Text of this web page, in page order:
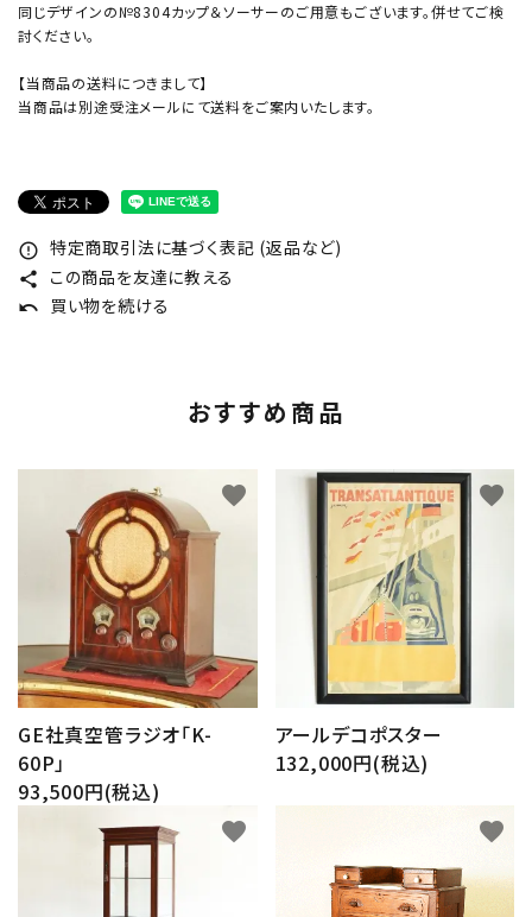
同じデザインの№8304カップ＆ソーサーのご用意もございます。併せてご検
討ください。
【当商品の送料につきまして】
当商品は別途受注メールにて送料をご案内いたします。
error_outline 特定商取引法に基づく表記 (返品など)
share この商品を友達に教える
undo 買い物を続ける
おすすめ商品
GE社真空管ラジオ「K-
60P」
93,500円(税込)
favorite
アールデコポスター
132,000円(税込)
favorite
favorite favorite